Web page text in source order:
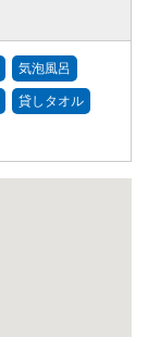
気泡風呂
貸しタオル